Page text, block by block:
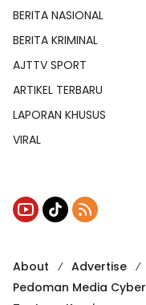
BERITA NASIONAL
BERITA KRIMINAL
AJTTV SPORT
ARTIKEL TERBARU
LAPORAN KHUSUS
VIRAL
About Advertise
Pedoman Media Cyber